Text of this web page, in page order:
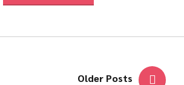
Older Posts